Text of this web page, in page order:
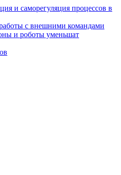
и саморегуляция процессов в
с внешними командами
и роботы уменьшат